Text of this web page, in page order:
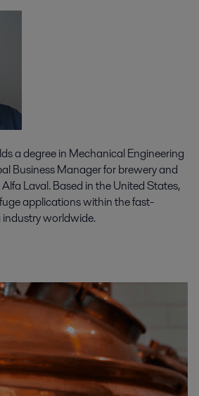
a degree in Mechanical Engineering
Business Manager for brewery and
Laval. Based in the United States,
applications within the fast-
worldwide.